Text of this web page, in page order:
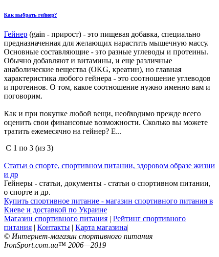
Как выбрать гейнер?
Гейнер (gain - прирост) - это пищевая добавка, специально
предназначенная для желающих нарастить мышечную массу.
Основные составляющие - это разные углеводы и протеины.
Обычно добавляют и витамины, и еще различные
анаболические вещества (OKG, креатин), но главная
характеристика любого гейнера - это соотношение углеводов
и протеинов. О том, какое соотношение нужно именно вам и
поговорим.
Как и при покупке любой вещи, необходимо прежде всего
оценить свои финансовые возможности. Сколько вы можете
тратить ежемесячно на гейнер? Е...
С 1 по 3 (из 3)
Статьи о спорте, спортивном питании, здоровом образе жизни
и др
Гейнеры - статьи, документы - статьи о спортивном питании,
о спорте и др.
Купить спортивное питание - магазин спортивного питания в
Киеве и доставкой по Украине
Магазин спортивного питания | Рейтинг спортивного
питания | Контакты | Карта магазина|
© Интернет-магазин спортивного питания
IronSport.com.ua™ 2006—2019